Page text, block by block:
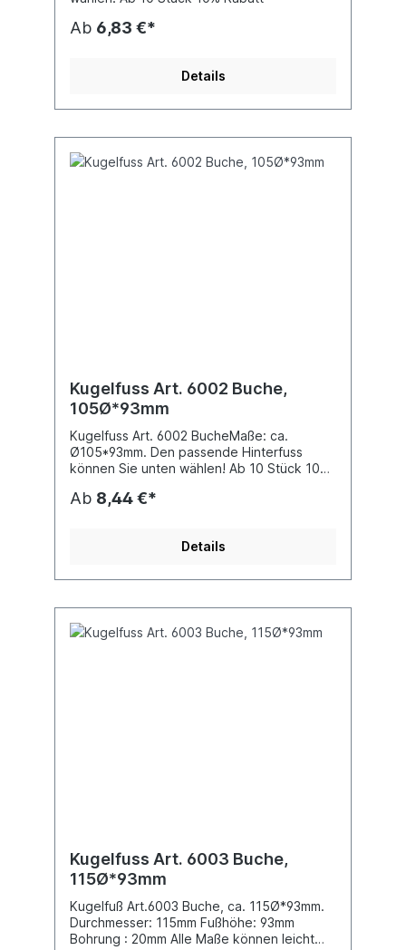
Ab 6,83 €*
Details
Kugelfuss Art. 6002 Buche,
105Ø*93mm
Kugelfuss Art. 6002 BucheMaße: ca.
Ø105*93mm. Den passende Hinterfuss
können Sie unten wählen! Ab 10 Stück 10%
Ab 8,44 €*
Details
Kugelfuss Art. 6003 Buche,
115Ø*93mm
Kugelfuß Art.6003 Buche, ca. 115Ø*93mm.
Durchmesser: 115mm Fußhöhe: 93mm
Bohrung : 20mm Alle Maße können leicht